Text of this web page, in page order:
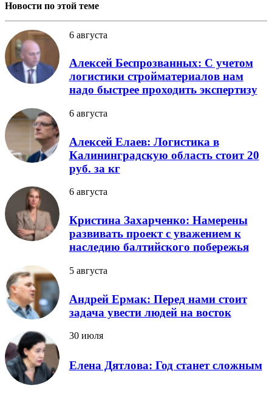
Новости по этой теме
6 августа
Алексей Беспрозванных: С учетом
логистики стройматериалов нам
надо быстрее проходить экспертизу
6 августа
Алексей Елаев: Логистика в
Калининградскую область стоит 20
руб. за кг
6 августа
Кристина Захарченко: Намерены
развивать проект с уважением к
наследию балтийского побережья
5 августа
Андрей Ермак: Перед нами стоит
задача увести людей на восток
30 июля
Елена Дятлова: Год станет сложным